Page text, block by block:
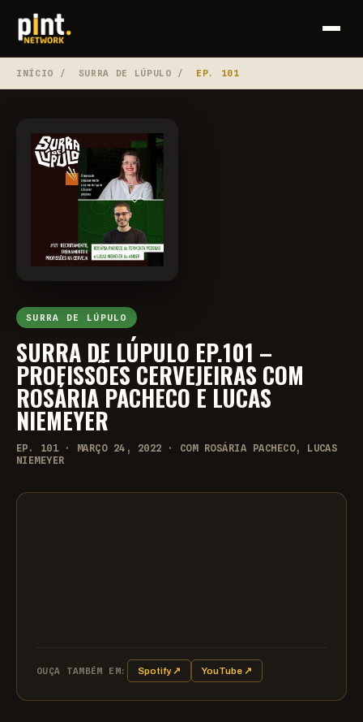
INÍCIO / SURRA DE LÚPULO / EP. 101
SURRA DE LÚPULO
SURRA DE LÚPULO EP.101 –
PROFISSÕES CERVEJEIRAS COM
ROSÁRIA PACHECO E LUCAS
NIEMEYER
EP. 101 · MARÇO 24, 2022 · COM ROSÁRIA PACHECO, LUCAS
NIEMEYER
OUÇA TAMBÉM EM: Spotify ↗ YouTube ↗